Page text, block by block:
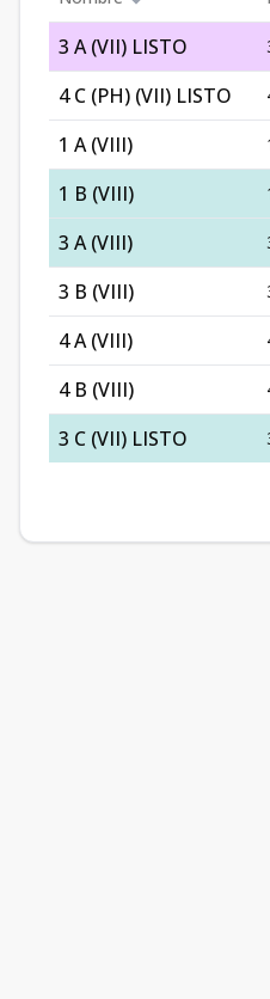
3 A (VII) LISTO
4 C (PH) (VII) LISTO
1 A (VIII)
1 B (VIII)
3 A (VIII)
3 B (VIII)
4 A (VIII)
4 B (VIII)
3 C (VII) LISTO